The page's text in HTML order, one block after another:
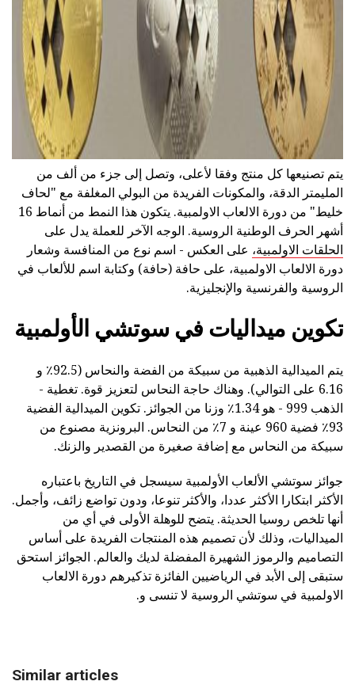
يتم تصنيعها كل منتج وفقا لأعلى، وتصل إلى جزء من ألف من
المليمتر الدقة، والمكونات الفريدة من البولي المغلفة مع "لحاف
خليط" من دورة الالعاب الاولمبية. يتكون هذا النمط من أنماط 16
أشهر الحرف الوطنية الروسية. الوجه الآخر للعملة يدل على
الحلقات الاولمبية، على العكس - اسم نوع من المنافسة وشعار
دورة الالعاب الاولمبية، على حافة (حافة) وكتابة اسم للألعاب في
الروسية والفرنسية والإنجليزية.
تكوين ميداليات في سوتشي الأولمبية
يتم الميدالية الذهبية من سبيكة من الفضة والنحاس (92.5٪ و
6.16 على التوالي). وهناك حاجة النحاس لتعزيز قوة. تغطية -
الذهب 999 - هو 1.34٪ وزنا من الجوائز. تكوين الميدالية الفضية
93٪ فضية 960 عينة و 7٪ من النحاس. البرونزية مصنوع من
سبيكة من النحاس مع إضافة صغيرة من القصدير والزنك.
جوائز سوتشي الألعاب الأولمبية سيسجل في التاريخ باعتباره
الأكثر ابتكارا الأكثر عددا، والأكثر تنوعا، ودون تواضع زائف، وأجمل.
أنها تلخص روسيا الحديثة. يتضح للوهلة الأولى في أي من
الميداليات، وذلك لأن تصميم هذه المنتجات الفريدة على أساس
التصاميم والرموز الشهيرة المفضلة لديك والعالم. الجوائز استحق
ستبقى إلى الأبد في الرياضيين الفائزة تذكيرهم دورة الالعاب
الاولمبية في سوتشي الروسية لا تنسى و.
Similar articles